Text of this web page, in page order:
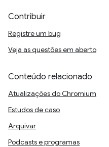
Contribuir
Registre um bug
Veja as questões em aberto
Conteúdo relacionado
Atualizações do Chromium
Estudos de caso
Arquivar
Podcasts e programas